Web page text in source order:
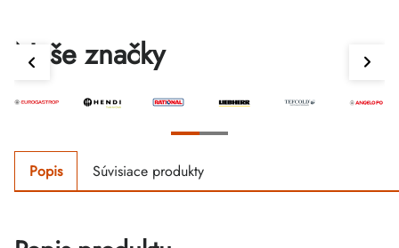
Naše značky
Popis Súvisiace produkty